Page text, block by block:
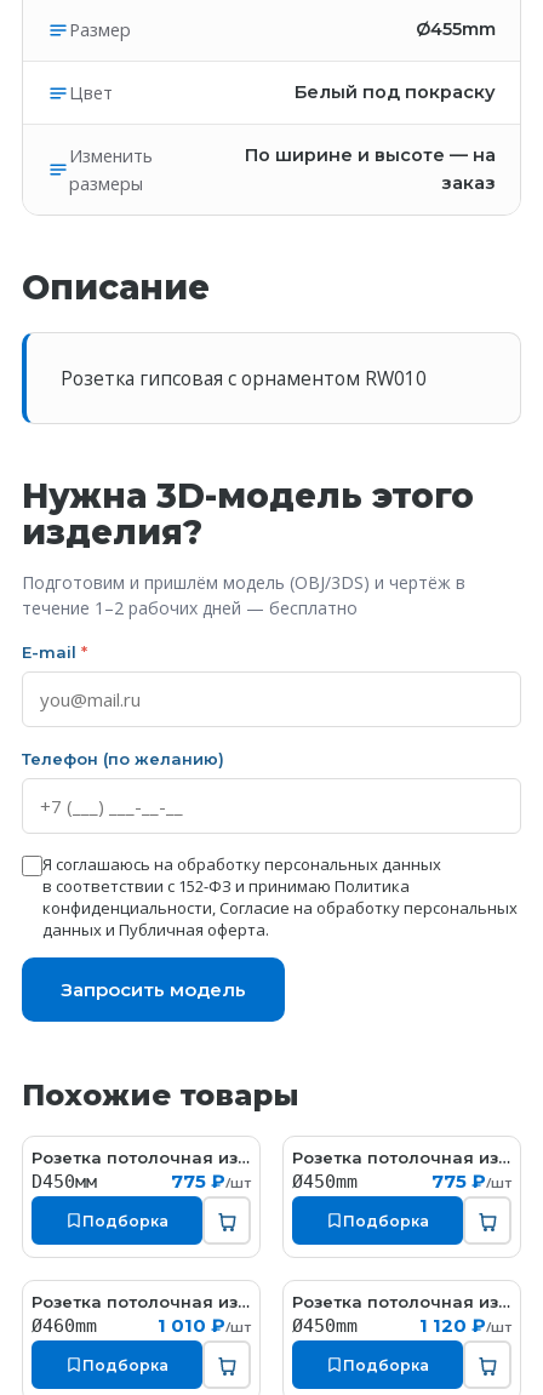
Размер Ø455mm
Цвет Белый под покраску
Изменить
размеры
По ширине и высоте — на
заказ
Описание
Розетка гипсовая с орнаментом RW010
Нужна 3D-модель этого
изделия?
Подготовим и пришлём модель (OBJ/3DS) и чертёж в
течение 1–2 рабочих дней — бесплатно
E-mail *
Телефон (по желанию)
Я соглашаюсь на обработку персональных данных
в соответствии с 152-ФЗ и принимаю Политика
конфиденциальности,Согласие на обработку персональных
данныхи Публичная оферта.
Запросить модель
Похожие товары
RW069Розетка потолочная из гипса гипсовая с орнаментом
D450мм 775 ₽/шт
Подборка
RW005Розетка потолочная из гипса гипсовая с орнаментом
Ø450mm 775 ₽/шт
Подборка
RW052Розетка потолочная из гипса гипсовая с орнаментом
Ø460mm 1 010 ₽/шт
Подборка
P062Розетка потолочная из гипса
Ø450mm 1 120 ₽/шт
Подборка